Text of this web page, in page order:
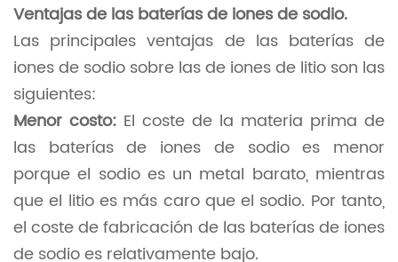
Ventajas de las baterías de iones de sodio.
Las principales ventajas de las baterías de
iones de sodio sobre las de iones de litio son las
siguientes:
Menor costo: El coste de la materia prima de
las baterías de iones de sodio es menor
porque el sodio es un metal barato, mientras
que el litio es más caro que el sodio. Por tanto,
el coste de fabricación de las baterías de iones
de sodio es relativamente bajo.